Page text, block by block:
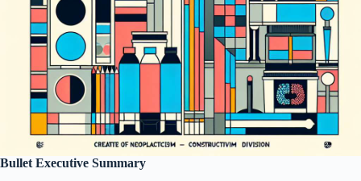
Bullet Executive Summary